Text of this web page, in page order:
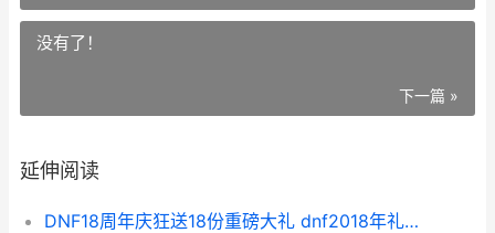
没有了！
下一篇 »
延伸阅读
DNF18周年庆狂送18份重磅大礼 dnf2018年礼包时装